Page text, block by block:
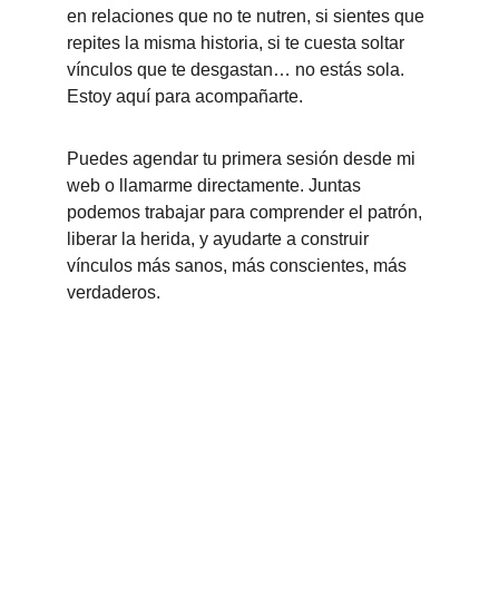
en relaciones que no te nutren, si sientes que
repites la misma historia, si te cuesta soltar
vínculos que te desgastan… no estás sola.
Estoy aquí para acompañarte.
Puedes agendar tu primera sesión desde mi
web o llamarme directamente. Juntas
podemos trabajar para comprender el patrón,
liberar la herida, y ayudarte a construir
vínculos más sanos, más conscientes, más
verdaderos.